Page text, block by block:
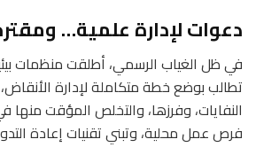
دعوات لإدارة علمية…
في ظل الغياب الرسمي، أطلقت منظمات
تطالب بوضع خطة متكاملة لإدارة
النفايات، وفرزها، والتخلص المؤقت
فرص عمل محلية، وتبني تقنيات إعادة